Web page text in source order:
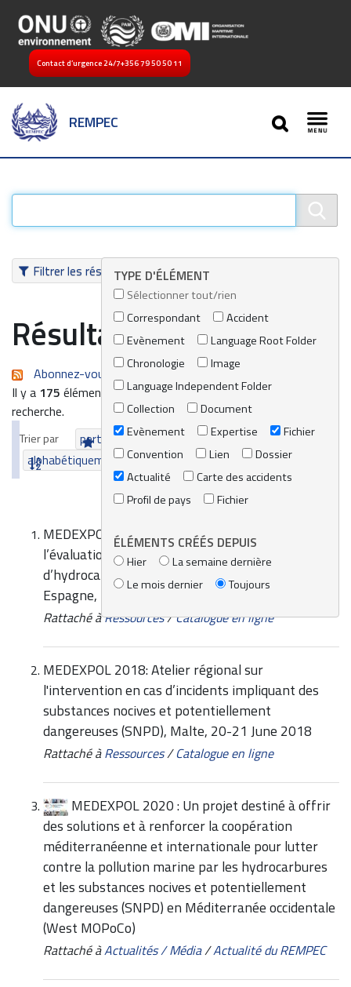
Contact d’urgence 24/7+356 79 50 50 11
REMPEC
SEARCH
Filtrer les résultatsTYPE D'ÉLÉMENT
Sélectionner tout/rien
Correspondant
Accident
Evènement
Language Root Folder
Chronologie
Image
Language Independent Folder
Collection
Document
Evènement
Expertise
Fichier
Convention
Lien
Dossier
Actualité
Carte des accidents
Profil de pays
Fichier
ÉLÉMENTS CRÉÉS DEPUIS
Hier
La semaine dernière
Le mois dernier
Toujours
Résultats de recherche
Abonnez-vous au flux RSS de cette recherche
Il y a 175 éléments qui correspondent à vos termes de
recherche.
Trier par pertinence
date (le plus récent en premier)
alphabétiquement
MEDEXPOL 2011 - Atelier régional sur
l’évaluation du risque de déversement
d’hydrocarbures en mer Méditerranée, Barcelone,
Espagne, 29 novembre – 1 décembre 2011
Rattaché àRessources/Catalogue en ligne
MEDEXPOL 2018: Atelier régional sur
l'intervention en cas d’incidents impliquant des
substances nocives et potentiellement
dangereuses (SNPD), Malte, 20-21 June 2018
Rattaché à Ressources/Catalogue en ligne
MEDEXPOL 2020 : Un projet destiné à offrir
des solutions et à renforcer la coopération
méditerranéenne et internationale pour lutter
contre la pollution marine par les hydrocarbures
et les substances nocives et potentiellement
dangereuses (SNPD) en Méditerranée occidentale
(West MOPoCo)
Rattaché àActualités / Média/Actualité du REMPEC